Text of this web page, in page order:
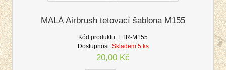
MALÁ Airbrush tetovací šablona M155
Kód produktu: ETR-M155
Dostupnost: Skladem 5 ks
20,00 Kč